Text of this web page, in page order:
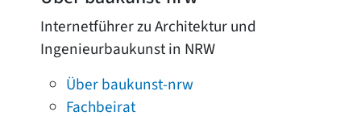
Internetführer zu Architektur und
Ingenieurbaukunst in NRW
Über baukunst-nrw
Fachbeirat